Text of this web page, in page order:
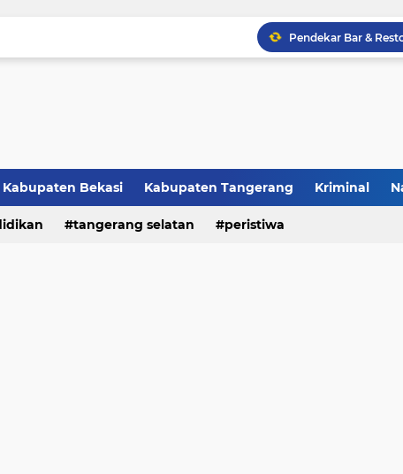
Raker JTR ke 9
Kabupaten Bekasi Kabupaten Tangerang Kriminal
peristiwatangerang selatan peristiwa